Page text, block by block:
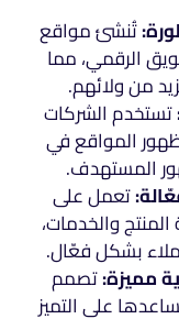
تُنشئ مواقع
الرقمي، مما
من ولائهم.
تستخدم الشركات
المواقع في
المستهدف.
تعمل على
المنتج والخدمات،
بشكل فعّال.
مميزة:تصمم
على التميز